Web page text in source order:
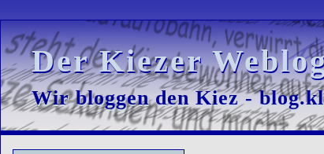
Der Kiezer
Der Kiezer
Wir bloggen den Kiez -
Wir bloggen den Kiez -